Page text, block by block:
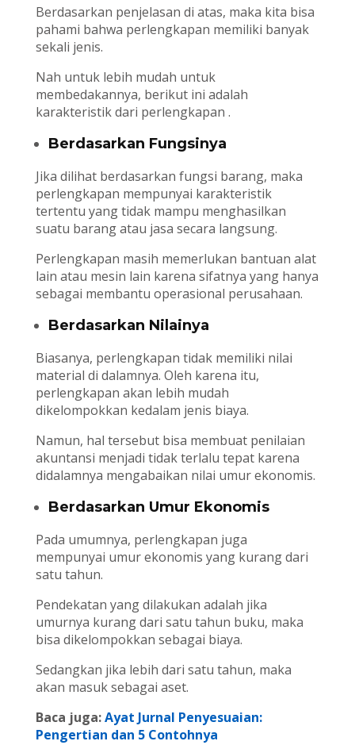
Berdasarkan penjelasan di atas, maka kita bisa
pahami bahwa perlengkapan memiliki banyak
sekali jenis.
Nah untuk lebih mudah untuk
membedakannya, berikut ini adalah
karakteristik dari perlengkapan .
Berdasarkan Fungsinya
Jika dilihat berdasarkan fungsi barang, maka
perlengkapan mempunyai karakteristik
tertentu yang tidak mampu menghasilkan
suatu barang atau jasa secara langsung.
Perlengkapan masih memerlukan bantuan alat
lain atau mesin lain karena sifatnya yang hanya
sebagai membantu operasional perusahaan.
Berdasarkan Nilainya
Biasanya, perlengkapan tidak memiliki nilai
material di dalamnya. Oleh karena itu,
perlengkapan akan lebih mudah
dikelompokkan kedalam jenis biaya.
Namun, hal tersebut bisa membuat penilaian
akuntansi menjadi tidak terlalu tepat karena
didalamnya mengabaikan nilai umur ekonomis.
Berdasarkan Umur Ekonomis
Pada umumnya, perlengkapan juga
mempunyai umur ekonomis yang kurang dari
satu tahun.
Pendekatan yang dilakukan adalah jika
umurnya kurang dari satu tahun buku, maka
bisa dikelompokkan sebagai biaya.
Sedangkan jika lebih dari satu tahun, maka
akan masuk sebagai aset.
Baca juga:Ayat Jurnal Penyesuaian:
Pengertian dan 5 Contohnya